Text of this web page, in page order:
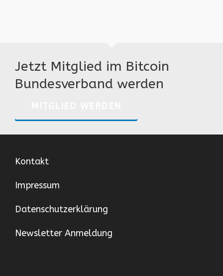
Jetzt Mitglied im Bitcoin
Bundesverband werden
Kontakt
Impressum
Datenschutzerklärung
Newsletter Anmeldung